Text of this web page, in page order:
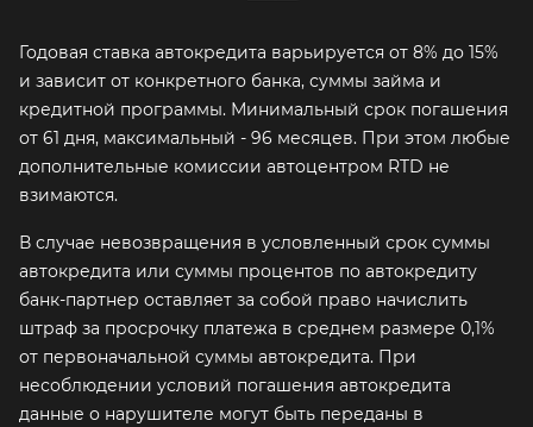
Годовая ставка автокредита варьируется от 8% до 15%
и зависит от конкретного банка, суммы займа и
кредитной программы. Минимальный срок погашения
от 61 дня, максимальный - 96 месяцев. При этом любые
дополнительные комиссии автоцентром RTD не
взимаются.
В случае невозвращения в условленный срок суммы
автокредита или суммы процентов по автокредиту
банк-партнер оставляет за собой право начислить
штраф за просрочку платежа в среднем размере 0,1%
от первоначальной суммы автокредита. При
несоблюдении условий погашения автокредита
данные о нарушителе могут быть переданы в